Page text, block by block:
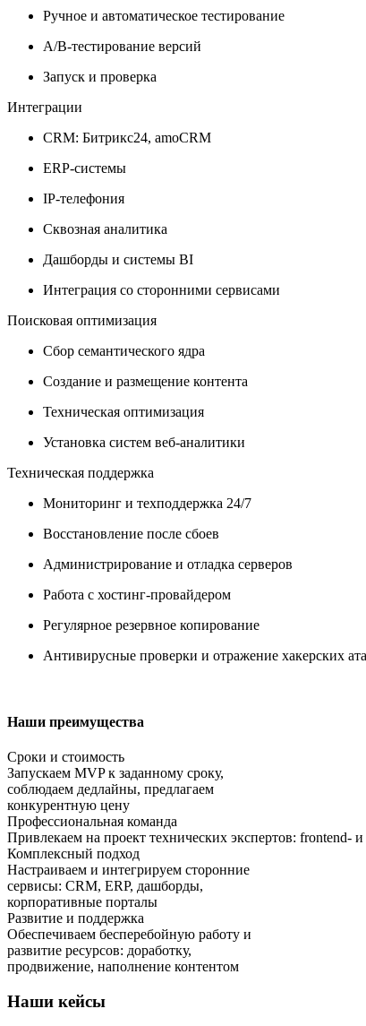
Ручное и автоматическое тестирование
A/B-тестирование версий
Запуск и проверка
Интеграции
CRM: Битрикс24, amoCRM
ERP-системы
IP-телефония
Сквозная аналитика
Дашборды и системы BI
Интеграция со сторонними сервисами
Поисковая оптимизация
Сбор семантического ядра
Создание и размещение контента
Техническая оптимизация
Установка систем веб-аналитики
Техническая поддержка
Мониторинг и техподдержка 24/7
Восстановление после сбоев
Администрирование и отладка серверов
Работа с хостинг-провайдером
Регулярное резервное копирование
Антивирусные проверки и отражение хакерских
Наши преимущества
Сроки и стоимость
Запускаем MVP к заданному сроку,
соблюдаем дедлайны, предлагаем
конкурентную цену
Профессиональная команда
Привлекаем на проект технических экспертов: frontend-
Комплексный подход
Настраиваем и интегрируем сторонние
сервисы: CRM, ERP, дашборды,
корпоративные порталы
Развитие и поддержка
Обеспечиваем бесперебойную работу и
развитие ресурсов: доработку,
продвижение, наполнение контентом
Наши кейсы